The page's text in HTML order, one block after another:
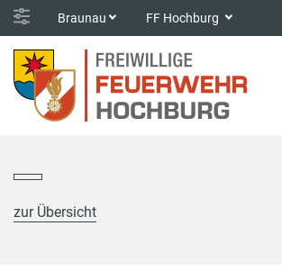
Braunau FF Hochburg
zur Übersicht